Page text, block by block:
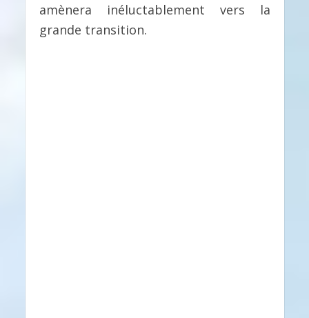
amènera inéluctablement vers la
grande transition.